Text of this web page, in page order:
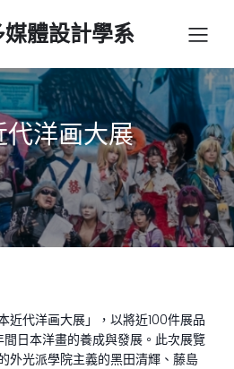
體設計學系
代洋画大展
近代洋画大展」，以將近100件展品
日本洋畫的養成與發展。此次展覽
外光派學院主義的黑田清輝、藤島